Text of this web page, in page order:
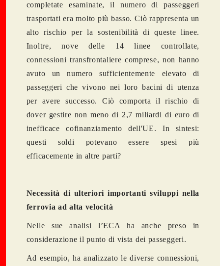
completate esaminate, il numero di passeggeri
trasportati era molto più basso. Ciò rappresenta un
alto rischio per la sostenibilità di queste linee.
Inoltre, nove delle 14 linee controllate,
connessioni transfrontaliere comprese, non hanno
avuto un numero sufficientemente elevato di
passeggeri che vivono nei loro bacini di utenza
per avere successo. Ciò comporta il rischio di
dover gestire non meno di 2,7 miliardi di euro di
inefficace cofinanziamento dell'UE. In sintesi:
questi soldi potevano essere spesi più
efficacemente in altre parti?
Necessità di ulteriori importanti sviluppi nella
ferrovia ad alta velocità
Nelle sue analisi l’ECA ha anche preso in
considerazione il punto di vista dei passeggeri.
Ad esempio, ha analizzato le diverse connessioni,